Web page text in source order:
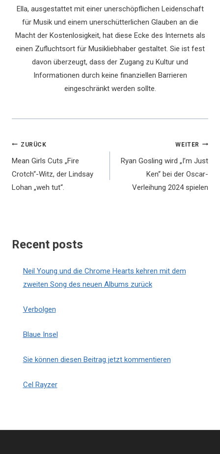
Ella, ausgestattet mit einer unerschöpflichen Leidenschaft
für Musik und einem unerschütterlichen Glauben an die
Macht der Kostenlosigkeit, hat diese Ecke des Internets als
einen Zufluchtsort für Musikliebhaber gestaltet. Sie ist fest
davon überzeugt, dass der Zugang zu Kultur und
Informationen durch keine finanziellen Barrieren
eingeschränkt werden sollte.
Beitragsnavigation
ZURÜCK
Mean Girls Cuts „Fire
Crotch“-Witz, der Lindsay
Lohan „weh tut“.
WEITER
Ryan Gosling wird „I’m Just
Ken“ bei der Oscar-
Verleihung 2024 spielen
Recent posts
Neil Young und die Chrome Hearts kehren mit dem
zweiten Song des neuen Albums zurück
Verbolgen
Blaue Insel
Sie können diesen Beitrag jetzt kommentieren
Cel Rayzer